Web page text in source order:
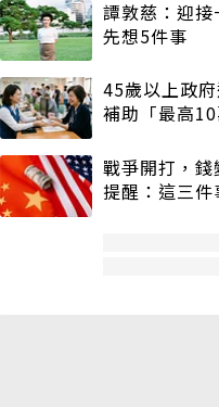
譚敦慈：迎接
先想5件事
45歲以上政
補助「最高
戰爭開打，
提醒：這三件